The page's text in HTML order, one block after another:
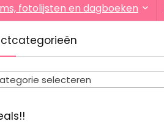
fotolijsten en dagboeken
selecteren